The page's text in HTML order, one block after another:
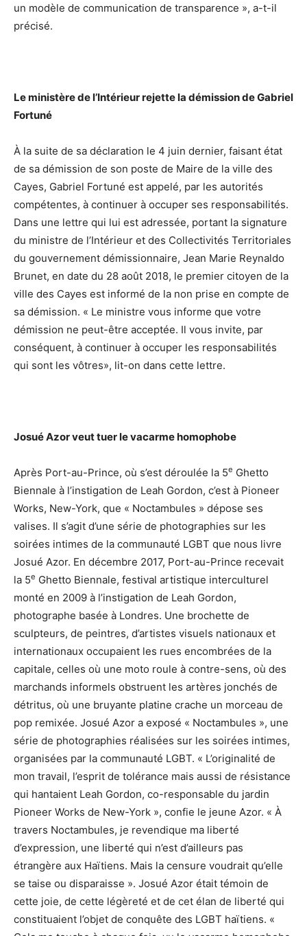
un modèle de communication de transparence », a-t-il
précisé.
Le ministère de l’Intérieur rejette la démission de Gabriel
Fortuné
À la suite de sa déclaration le 4 juin dernier, faisant état
de sa démission de son poste de Maire de la ville des
Cayes, Gabriel Fortuné est appelé, par les autorités
compétentes, à continuer à occuper ses responsabilités.
Dans une lettre qui lui est adressée, portant la signature
du ministre de l’Intérieur et des Collectivités Territoriales
du gouvernement démissionnaire, Jean Marie Reynaldo
Brunet, en date du 28 août 2018, le premier citoyen de la
ville des Cayes est informé de la non prise en compte de
sa démission. « Le ministre vous informe que votre
démission ne peut-être acceptée. Il vous invite, par
conséquent, à continuer à occuper les responsabilités
qui sont les vôtres», lit-on dans cette lettre.
Josué Azor veut tuer le vacarme homophobe
Après Port-au-Prince, où s’est déroulée la 5e Ghetto
Biennale à l’instigation de Leah Gordon, c’est à Pioneer
Works, New-York, que « Noctambules » dépose ses
valises. Il s’agit d’une série de photographies sur les
soirées intimes de la communauté LGBT que nous livre
Josué Azor. En décembre 2017, Port-au-Prince recevait
la 5e Ghetto Biennale, festival artistique interculturel
monté en 2009 à l’instigation de Leah Gordon,
photographe basée à Londres. Une brochette de
sculpteurs, de peintres, d’artistes visuels nationaux et
internationaux occupaient les rues encombrées de la
capitale, celles où une moto roule à contre-sens, où des
marchands informels obstruent les artères jonchés de
détritus, où une bruyante platine crache un morceau de
pop remixée. Josué Azor a exposé « Noctambules », une
série de photographies réalisées sur les soirées intimes,
organisées par la communauté LGBT. « L’originalité de
mon travail, l’esprit de tolérance mais aussi de résistance
qui hantaient Leah Gordon, co-responsable du jardin
Pioneer Works de New-York », confie le jeune Azor. « À
travers Noctambules, je revendique ma liberté
d’expression, une liberté qui n’est d’ailleurs pas
étrangère aux Haïtiens. Mais la censure voudrait qu’elle
se taise ou disparaisse ». Josué Azor était témoin de
cette joie, de cette légèreté et de cet élan de liberté qui
constituaient l’objet de conquête des LGBT haïtiens. «